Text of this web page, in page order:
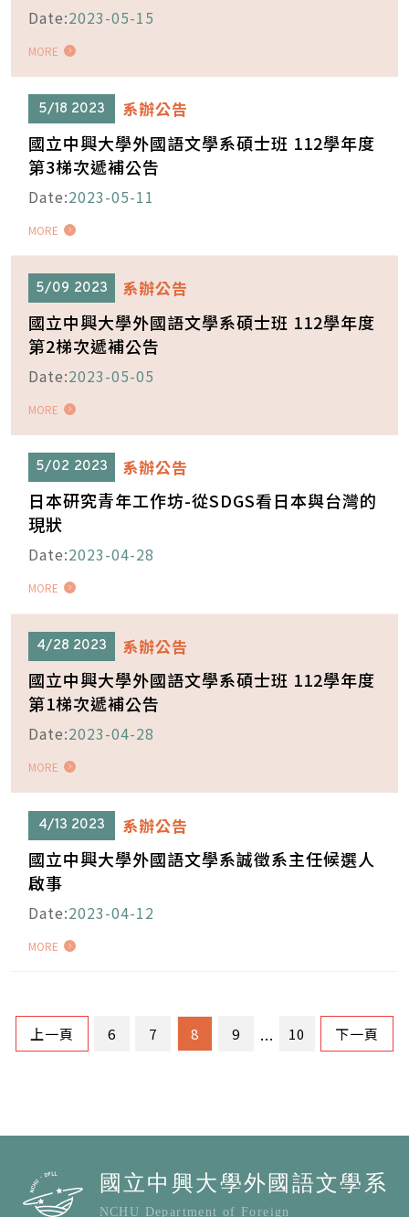
Date:2023-05-15
MORE
5/18 2023 系辦公告
國立中興大學外國語文學系碩士班 112學年度
第3梯次遞補公告
Date:2023-05-11
MORE
5/09 2023 系辦公告
國立中興大學外國語文學系碩士班 112學年度
第2梯次遞補公告
Date:2023-05-05
MORE
5/02 2023 系辦公告
日本研究青年工作坊-從SDGS看日本與台灣的
現狀
Date:2023-04-28
MORE
4/28 2023 系辦公告
國立中興大學外國語文學系碩士班 112學年度
第1梯次遞補公告
Date:2023-04-28
MORE
4/13 2023 系辦公告
國立中興大學外國語文學系誠徵系主任候選人
啟事
Date:2023-04-12
MORE
上一頁 6 7 8 9 ... 10 下一頁